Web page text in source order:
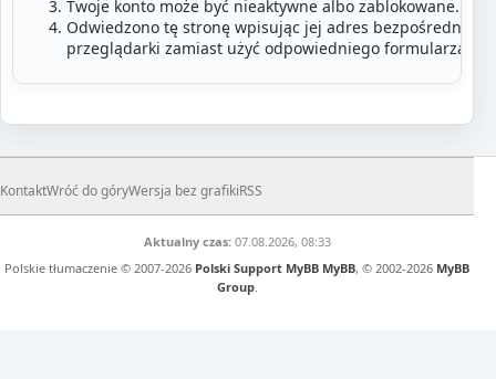
Twoje konto może być nieaktywne albo zablokowane.
Odwiedzono tę stronę wpisując jej adres bezpośrednio w
przeglądarki zamiast użyć odpowiedniego formularza
KontaktWróć do góryWersja bez grafikiRSS
Aktualny czas:07.08.2026, 08:33
Polskie tłumaczenie © 2007-2026 Polski Support MyBB MyBB, © 2002-2026 MyBB
Group.